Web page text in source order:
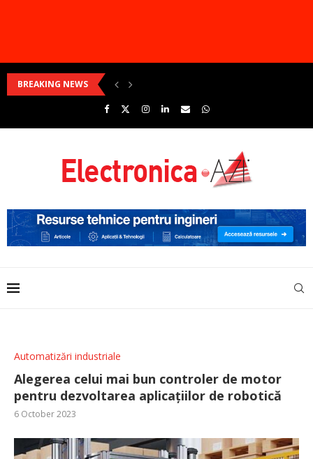
BREAKING NEWS
Produsele Weidmüller pentru soluții de centre de date
Cum pot fi depășite provocările dezvoltării Linux în...
Automatizări industriale
Alegerea celui mai bun controler de motor
pentru dezvoltarea aplicațiilor de robotică
6 October 2023